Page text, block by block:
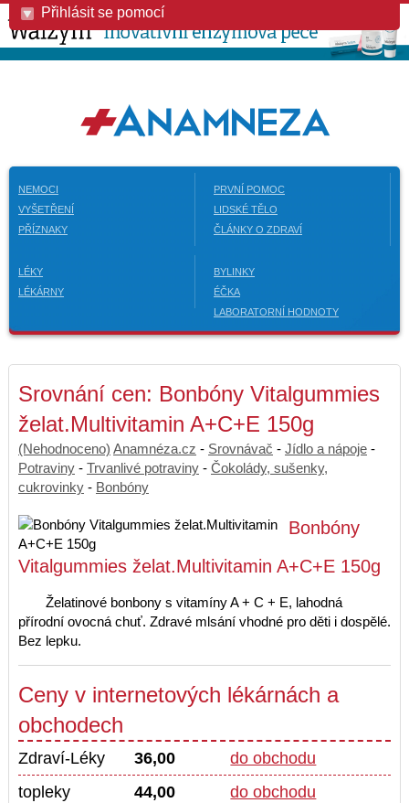
Přihlásit se pomocí
NEMOCI
VYŠETŘENÍ
PŘÍZNAKY
PRVNÍ POMOC
LIDSKÉ TĚLO
ČLÁNKY O ZDRAVÍ
LÉKY
LÉKÁRNY
BYLINKY
ÉČKA
LABORATORNÍ HODNOTY
Srovnání cen: Bonbóny Vitalgummies
želat.Multivitamin A+C+E 150g
(Nehodnoceno) Anamnéza.cz - Srovnávač - Jídlo a nápoje -
Potraviny - Trvanlivé potraviny - Čokolády, sušenky,
cukrovinky - Bonbóny
Bonbóny
Vitalgummies želat.Multivitamin A+C+E 150g
Želatinové bonbony s vitamíny A + C + E, lahodná
přírodní ovocná chuť. Zdravé mlsání vhodné pro děti i dospělé.
Bez lepku.
Ceny v internetových lékárnách a
obchodech
Zdraví-Léky 36,00
do obchodu
topleky
44,00 do obchodu